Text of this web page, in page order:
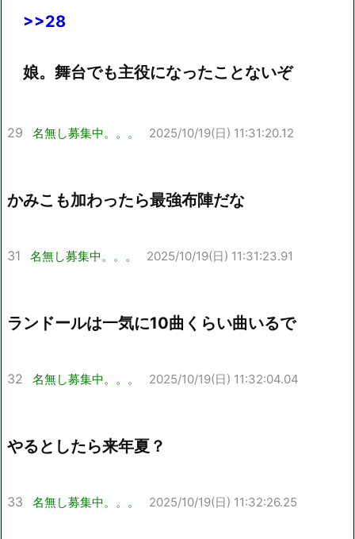
>>28
娘。舞台でも主役になったことないぞ
29 名無し募集中。。。 2025/10/19(日) 11:31:20.12
かみこも加わったら最強布陣だな
31 名無し募集中。。。 2025/10/19(日) 11:31:23.91
ランドールは一気に10曲くらい曲いるで
32 名無し募集中。。。 2025/10/19(日) 11:32:04.04
やるとしたら来年夏？
33 名無し募集中。。。 2025/10/19(日) 11:32:26.25